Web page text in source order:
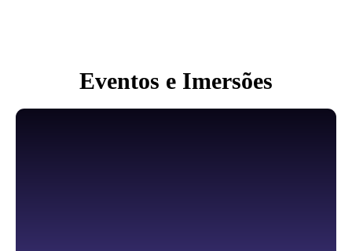
Eventos e Imersões